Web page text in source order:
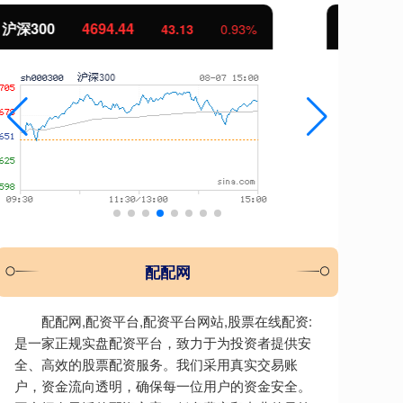
北证50 1134.24 11.37 1.01%
配配网
配配网,配资平台,配资平台网站,股票在线配资:
是一家正规实盘配资平台，致力于为投资者提供安
全、高效的股票配资服务。我们采用真实交易账
户，资金流向透明，确保每一位用户的资金安全。